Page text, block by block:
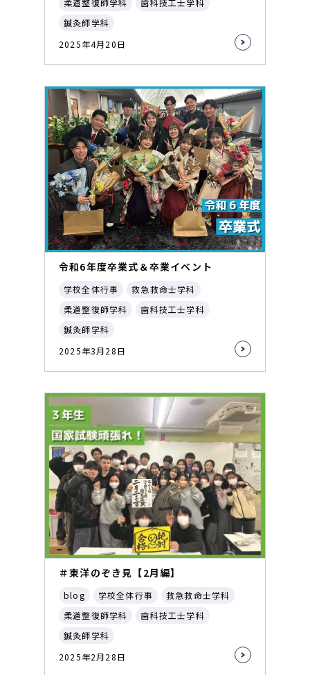
柔道整復師学科
歯科技工士学科
鍼灸師学科
2025年4月20日
令和6年度卒業式＆卒業イベント
学校全体行事
救急救命士学科
柔道整復師学科
歯科技工士学科
鍼灸師学科
2025年3月28日
＃東洋のぞき見【2月編】
blog 学校全体行事
救急救命士学科
柔道整復師学科
歯科技工士学科
鍼灸師学科
2025年2月28日